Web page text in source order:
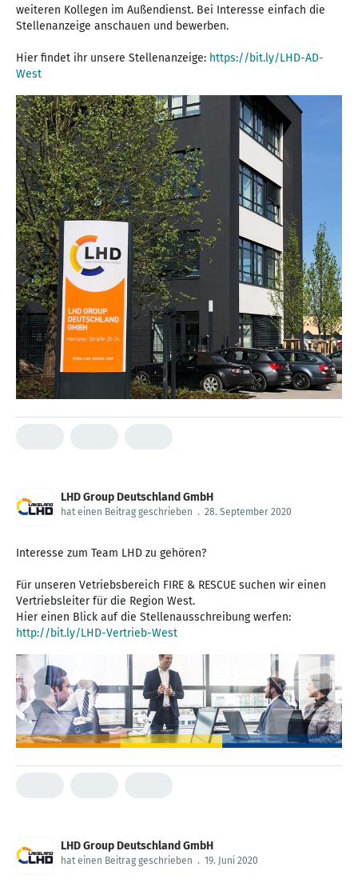
weiteren Kollegen im Außendienst. Bei Interesse einfach die
Stellenanzeige anschauen und bewerben.
Hier findet ihr unsere Stellenanzeige: https://bit.ly/LHD-AD-
West
LHD Group Deutschland GmbH
hat einen Beitrag geschrieben . 28. September 2020
Interesse zum Team LHD zu gehören?
Für unseren Vetriebsbereich FIRE & RESCUE suchen wir einen
Vertriebsleiter für die Region West.
http://bit.ly/LHD-Vertrieb-West
LHD Group Deutschland GmbH
hat einen Beitrag geschrieben . 19. Juni 2020